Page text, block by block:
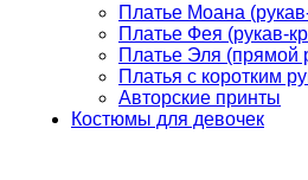
Платье Моана
Платье Фея (рукав-
Платье Эля (прямой
Платья с коротким
Авторские принты
Костюмы для девочек